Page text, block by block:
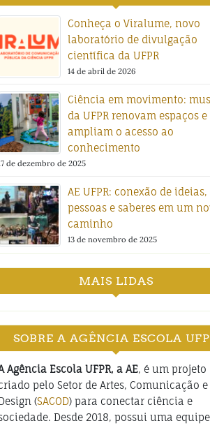
Conheça o Viralume, novo
laboratório de divulgação
científica da UFPR
14 de abril de 2026
Ciência em movimento:
da UFPR renovam espaços e
ampliam o acesso ao
conhecimento
de dezembro de 2025
AE UFPR: conexão de ideias,
pessoas e saberes em um
caminho
13 de novembro de 2025
MAIS LIDAS
SOBRE A AGÊNCIA ESCOLA
Agência Escola UFPR, a AE, é um projeto
pelo Setor de Artes, Comunicação e
(SACOD) para conectar ciência e
Desde 2018, possui uma equipe